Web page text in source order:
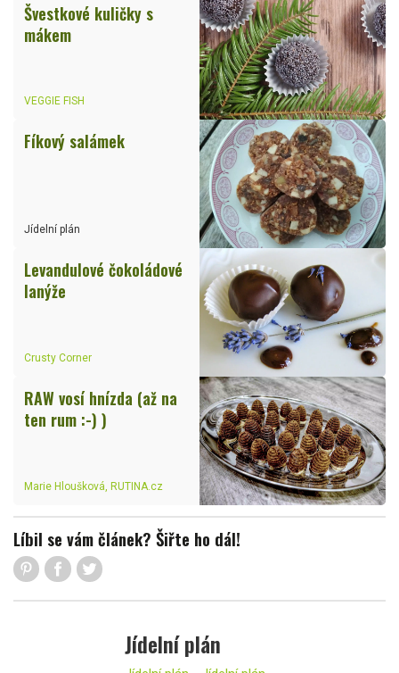
Švestkové kuličky s
mákem
VEGGIE FISH
Fíkový salámek
Jídelní plán
Levandulové čokoládové
lanýže
Crusty Corner
RAW vosí hnízda (až na
ten rum :-) )
Marie Hloušková, RUTINA.cz
Líbil se vám článek? Šiřte ho dál!
Jídelní plán